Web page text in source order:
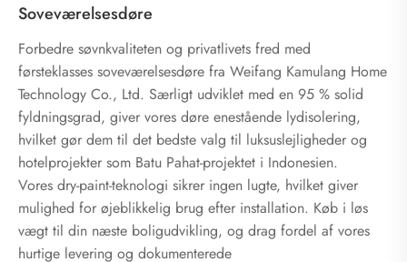
Soveværelsesdøre
Forbedre søvnkvaliteten og privatlivets fred med
førsteklasses soveværelsesdøre fra Weifang Kamulang Home
Technology Co., Ltd. Særligt udviklet med en 95 % solid
fyldningsgrad, giver vores døre enestående lydisolering,
hvilket gør dem til det bedste valg til luksuslejligheder og
hotelprojekter som Batu Pahat-projektet i Indonesien.
Vores dry-paint-teknologi sikrer ingen lugte, hvilket giver
mulighed for øjeblikkelig brug efter installation. Køb i løs
vægt til din næste boligudvikling, og drag fordel af vores
hurtige levering og dokumenterede